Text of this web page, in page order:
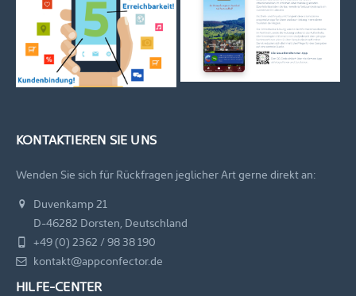
KONTAKTIEREN SIE UNS
Wenden Sie sich für Rückfragen jeglicher Art gerne direkt an:
Duvenkamp 21
D-46282 Dorsten, Deutschland
+49 (0) 2362 / 98 38 190
kontakt@appconfector.de
HILFE-CENTER